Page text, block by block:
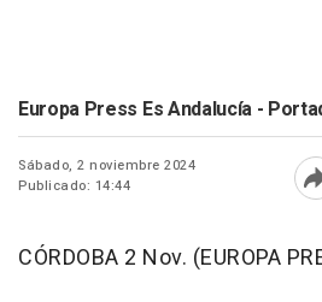
Europa Press Es Andalucía -
Sábado, 2 noviembre 2024
Publicado: 14:44
CÓRDOBA 2 Nov. (EUROPA